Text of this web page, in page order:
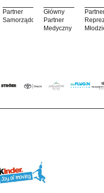
Partner
Samorządowy
Główny
Partner
Medyczny